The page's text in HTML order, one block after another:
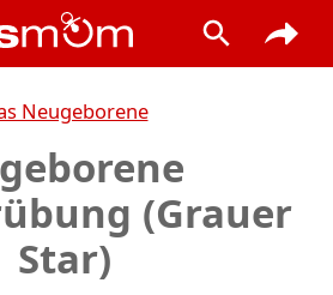
Neugeborene
(Grauer
Star)